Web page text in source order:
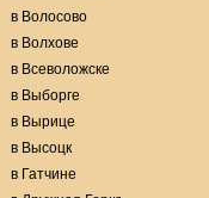
в Волосово
в Волхове
в Всеволожске
в Выборге
в Вырице
в Высоцк
в Гатчине